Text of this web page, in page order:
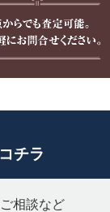
チラ
相談など